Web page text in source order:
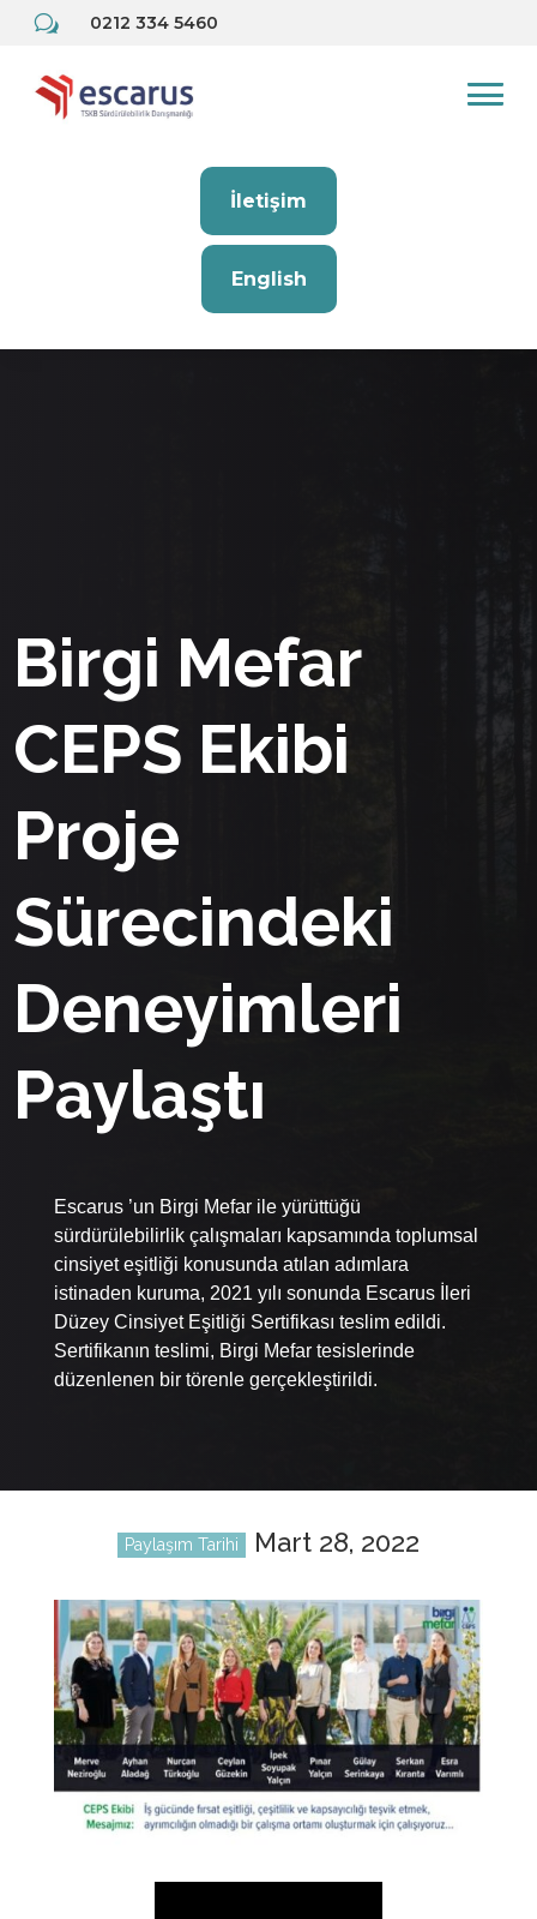
w 0212 334 5460
İletişim
English
Birgi Mefar
CEPS Ekibi
Proje
Sürecindeki
Deneyimleri
Paylaştı
Escarus ’un Birgi Mefar ile yürüttüğü
sürdürülebilirlik çalışmaları kapsamında toplumsal
cinsiyet eşitliği konusunda atılan adımlara
istinaden kuruma, 2021 yılı sonunda Escarus İleri
Düzey Cinsiyet Eşitliği Sertifikası teslim edildi.
Sertifikanın teslimi, Birgi Mefar tesislerinde
düzenlenen bir törenle gerçekleştirildi.
Paylaşım Tarihi Mart 28, 2022